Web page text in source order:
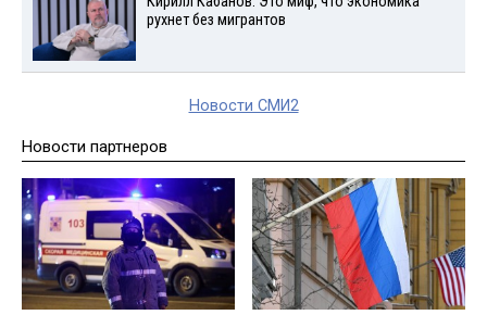
рухнет без мигрантов
Новости СМИ2
Новости партнеров